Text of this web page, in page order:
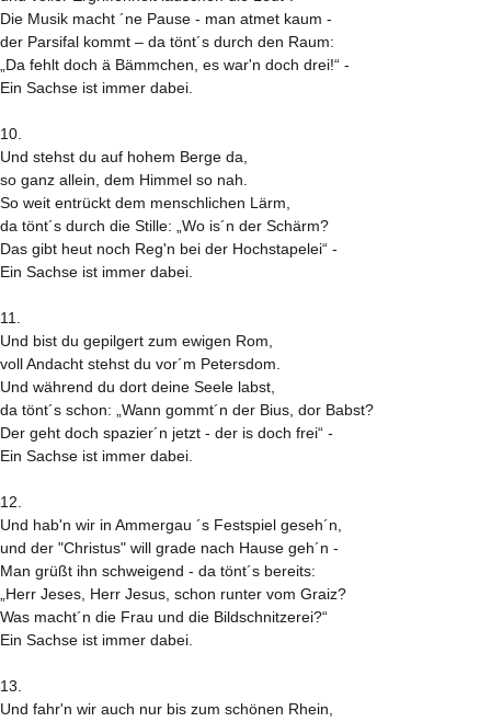
Die Musik macht ´ne Pause - man atmet kaum -
der Parsifal kommt – da tönt´s durch den Raum:
„Da fehlt doch ä Bämmchen, es war'n doch drei!“ -
Ein Sachse ist immer dabei.
10.
Und stehst du auf hohem Berge da,
so ganz allein, dem Himmel so nah.
So weit entrückt dem menschlichen Lärm,
da tönt´s durch die Stille: „Wo is´n der Schärm?
Das gibt heut noch Reg'n bei der Hochstapelei“ -
Ein Sachse ist immer dabei.
11.
Und bist du gepilgert zum ewigen Rom,
voll Andacht stehst du vor´m Petersdom.
Und während du dort deine Seele labst,
da tönt´s schon: „Wann gommt´n der Bius, dor Babst?
Der geht doch spazier´n jetzt - der is doch frei“ -
Ein Sachse ist immer dabei.
12.
Und hab'n wir in Ammergau ´s Festspiel geseh´n,
und der "Christus" will grade nach Hause geh´n -
Man grüßt ihn schweigend - da tönt´s bereits:
„Herr Jeses, Herr Jesus, schon runter vom Graiz?
Was macht´n die Frau und die Bildschnitzerei?“
Ein Sachse ist immer dabei.
13.
Und fahr'n wir auch nur bis zum schönen Rhein,